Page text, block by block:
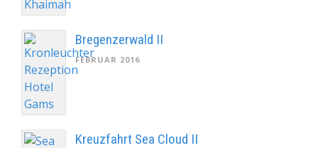
Bregenzerwald II
FEBRUAR 2016
Kreuzfahrt Sea Cloud II